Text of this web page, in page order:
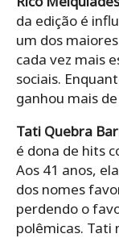
da edição é
um dos
cada vez mais
sociais.
ganhou mais
Tati Quebra
é dona de hits
Aos 41 anos,
dos nomes
perdendo o
polêmicas. Tati